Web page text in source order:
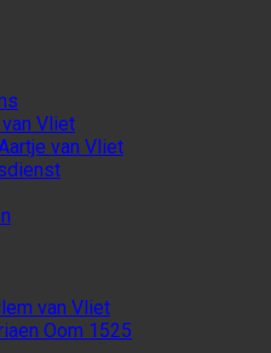
Vliet
van Vliet
van Vliet
Oom 1525